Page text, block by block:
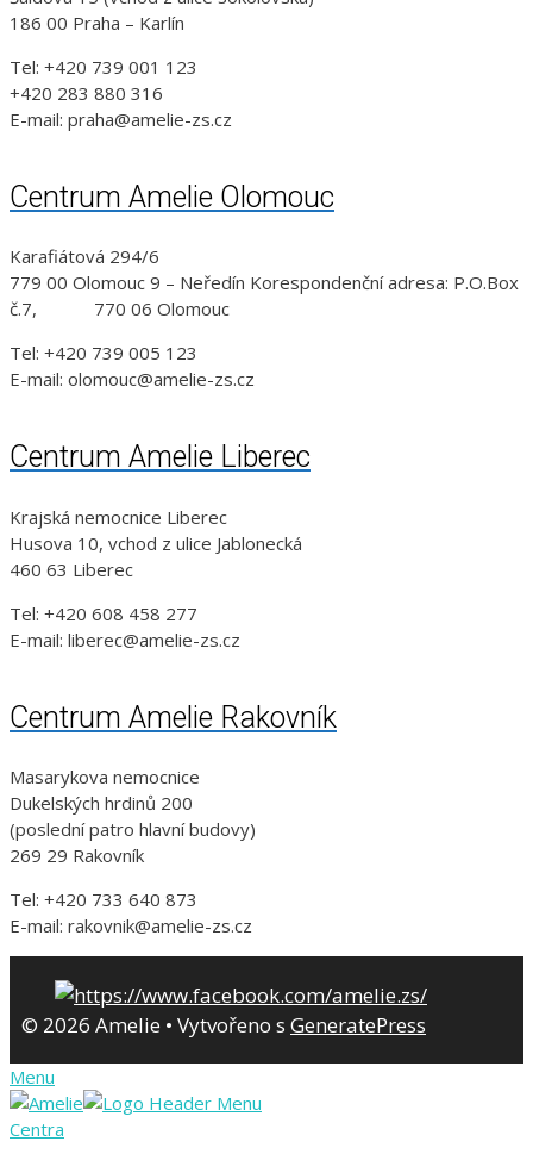
186 00 Praha – Karlín
Tel: +420 739 001 123
+420 283 880 316
E-mail: praha@amelie-zs.cz
Centrum Amelie Olomouc
Karafiátová 294/6
779 00 Olomouc 9 – Neředín Korespondenční adresa: P.O.Box
č.7, 770 06 Olomouc
Tel: +420 739 005 123
E-mail: olomouc@amelie-zs.cz
Centrum Amelie Liberec
Krajská nemocnice Liberec
Husova 10, vchod z ulice Jablonecká
460 63 Liberec
Tel: +420 608 458 277
E-mail: liberec@amelie-zs.cz
Centrum Amelie Rakovník
Masarykova nemocnice
Dukelských hrdinů 200
(poslední patro hlavní budovy)
269 29 Rakovník
Tel: +420 733 640 873
E-mail: rakovnik@amelie-zs.cz
© 2026 Amelie • Vytvořeno s GeneratePress
Menu
Centra